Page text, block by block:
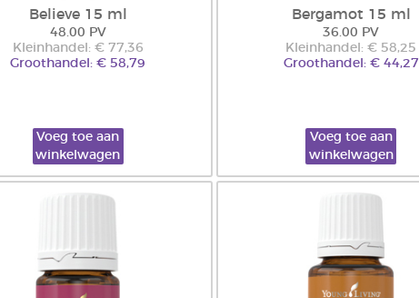
Believe 15 ml
48.00 PV
Kleinhandel: € 77,36
Groothandel: € 58,79
Voeg toe aan
winkelwagen
Bergamot 15 ml
36.00 PV
Kleinhandel: € 58,25
Groothandel: € 44,27
Voeg toe aan
winkelwagen